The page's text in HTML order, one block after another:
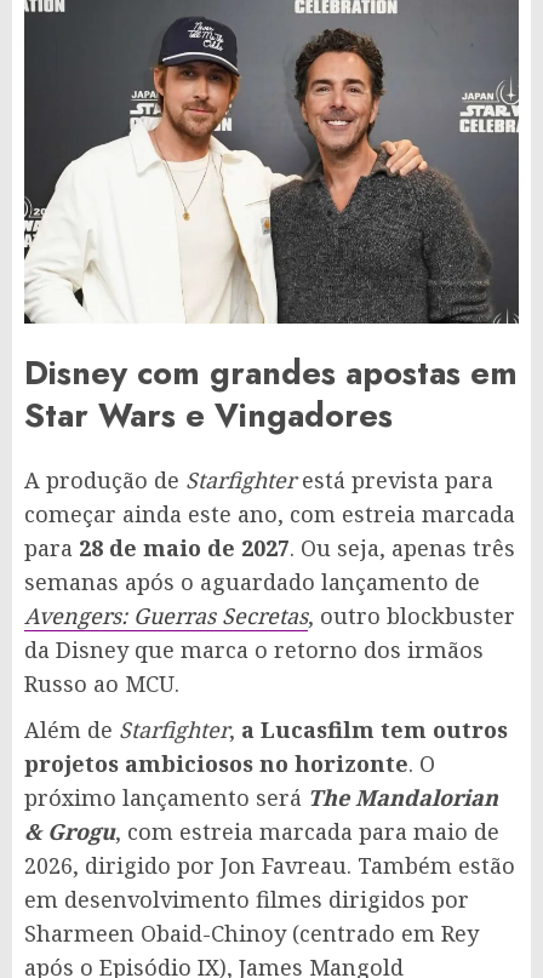
Disney com grandes apostas em
Star Wars e Vingadores
A produção de Starfighterestá prevista para
começar ainda este ano, com estreia marcada
para 28 de maio de 2027. Ou seja, apenas três
semanas após o aguardado lançamento de
Avengers: Guerras Secretas, outro blockbuster
da Disney que marca o retorno dos irmãos
Russo ao MCU.
Além de Starfighter, a Lucasfilm tem outros
projetos ambiciosos no horizonte. O
próximo lançamento será The Mandalorian
& Grogu, com estreia marcada para maio de
2026, dirigido por Jon Favreau. Também estão
em desenvolvimento filmes dirigidos por
Sharmeen Obaid-Chinoy (centrado em Rey
após o Episódio IX), James Mangold